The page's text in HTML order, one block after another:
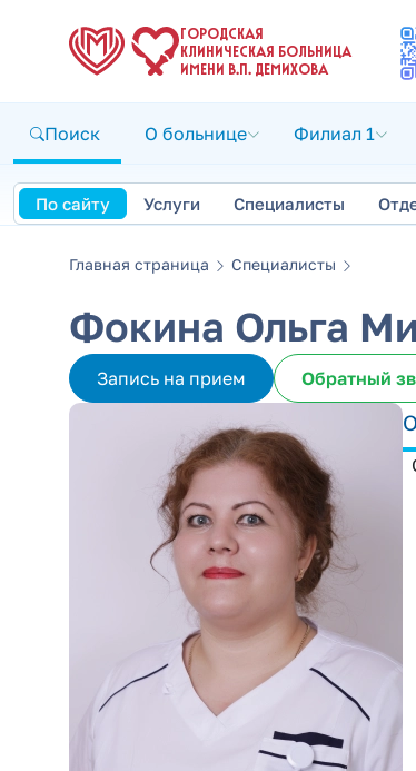
ГОРОДСКАЯ
КЛИНИЧЕСКАЯ БОЛЬНИЦА
ИМЕНИ В.П. ДЕМИХОВА
Поиск О больнице Филиал 1
По сайту Услуги Специалисты
Главная страница Специалисты
Фокина Ольга
Запись на прием Обратный